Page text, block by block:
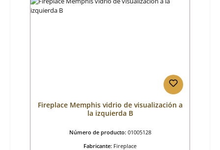
Fireplace Memphis vidrio de visualización a
la izquierda B
Número de producto: 01005128
Fabricante: Fireplace